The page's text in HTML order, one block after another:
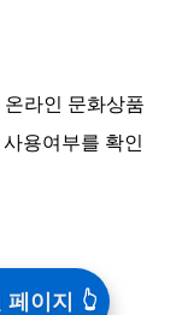
라인 문화상품
용여부를 확인
이지